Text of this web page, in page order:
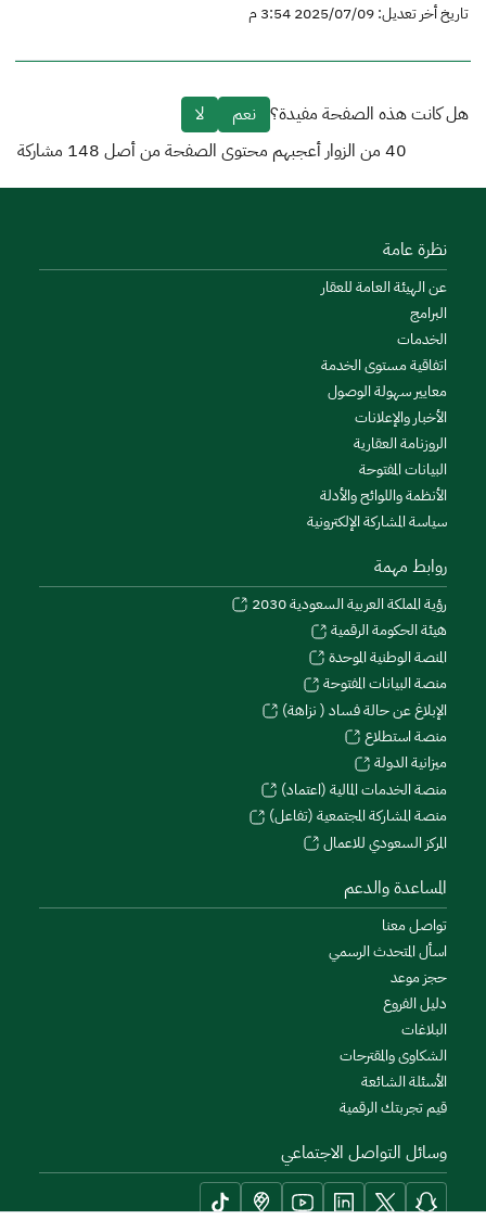
تاريخ أخر تعديل: 2025/07/09 3:54 م
هل كانت هذه الصفحة مفيدة؟ نعم
لا
40 من الزوار أعجبهم محتوى الصفحة من أصل 148 مشاركة
نظرة عامة
عن الهيئة العامة للعقار
البرامج
الخدمات
اتفاقية مستوى الخدمة
معايير سهولة الوصول
الأخبار والإعلانات
الروزنامة العقارية
البيانات المفتوحة
الأنظمة واللوائح والأدلة
سياسة المشاركة الإلكترونية
روابط مهمة
رؤية المملكة العربية السعودية 2030
هيئة الحكومة الرقمية
المنصة الوطنية الموحدة
منصة البيانات المفتوحة
الإبلاغ عن حالة فساد ( نزاهة)
منصة استطلاع
ميزانية الدولة
منصة الخدمات المالية (اعتماد)
منصة المشاركة المجتمعية (تفاعل)
المركز السعودي للاعمال
المساعدة والدعم
تواصل معنا
اسأل المتحدث الرسمي
حجز موعد
دليل الفروع
البلاغات
الشكاوى والمقترحات
الأسئلة الشائعة
قيم تجربتك الرقمية
وسائل التواصل الاجتماعي